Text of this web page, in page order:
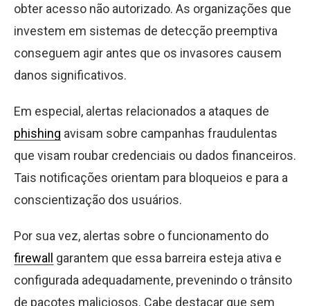
obter acesso não autorizado. As organizações que
investem em sistemas de detecção preemptiva
conseguem agir antes que os invasores causem
danos significativos.
Em especial, alertas relacionados a ataques de
phishing avisam sobre campanhas fraudulentas
que visam roubar credenciais ou dados financeiros.
Tais notificações orientam para bloqueios e para a
conscientização dos usuários.
Por sua vez, alertas sobre o funcionamento do
firewall garantem que essa barreira esteja ativa e
configurada adequadamente, prevenindo o trânsito
de pacotes maliciosos. Cabe destacar que sem